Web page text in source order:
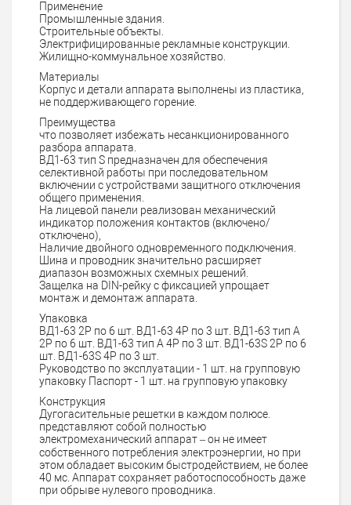
Применение
Промышленные здания.
Строительные объекты.
Электрифицированные рекламные конструкции.
Жилищно-коммунальное хозяйство.
Материалы
Корпус и детали аппарата выполнены из пластика,
не поддерживающего горение.
Преимущества
что позволяет избежать несанкционированного
разбора аппарата.
ВД1-63 тип S предназначен для обеспечения
селективной работы при последовательном
включении с устройствами защитного отключения
общего применения.
На лицевой панели реализован механический
индикатор положения контактов (включено/
отключено),
Наличие двойного одновременного подключения.
Шина и проводник значительно расширяет
диапазон возможных схемных решений.
Защелка на DIN-рейку с фиксацией упрощает
монтаж и демонтаж аппарата.
Упаковка
ВД1-63 2Р по 6 шт. ВД1-63 4Р по 3 шт. ВД1-63 тип А
2Р по 6 шт. ВД1-63 тип А 4Р по 3 шт. ВД1-63S 2Р по 6
шт. ВД1-63S 4Р по 3 шт.
Руководство по эксплуатации - 1 шт. на групповую
упаковку Паспорт - 1 шт. на групповую упаковку
Конструкция
Дугогасительные решетки в каждом полюсе.
представляют собой полностью
электромеханический аппарат – он не имеет
собственного потребления электроэнергии, но при
этом обладает высоким быстродействием, не более
40 мс. Аппарат сохраняет работоспособность даже
при обрыве нулевого проводника.